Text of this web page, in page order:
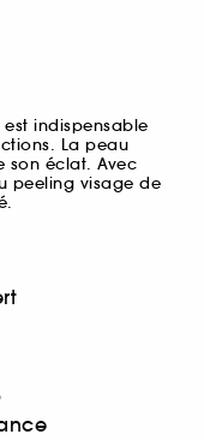
indispensable
La peau
son éclat. Avec
peeling visage de